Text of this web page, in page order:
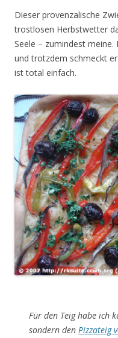
Dieser provenzalische
trostlosen Herbstwetter
Seele – zumindest
und trotzdem schmeckt
ist total einfach.
Für den Teig habe ich
sondern den Pizzateig